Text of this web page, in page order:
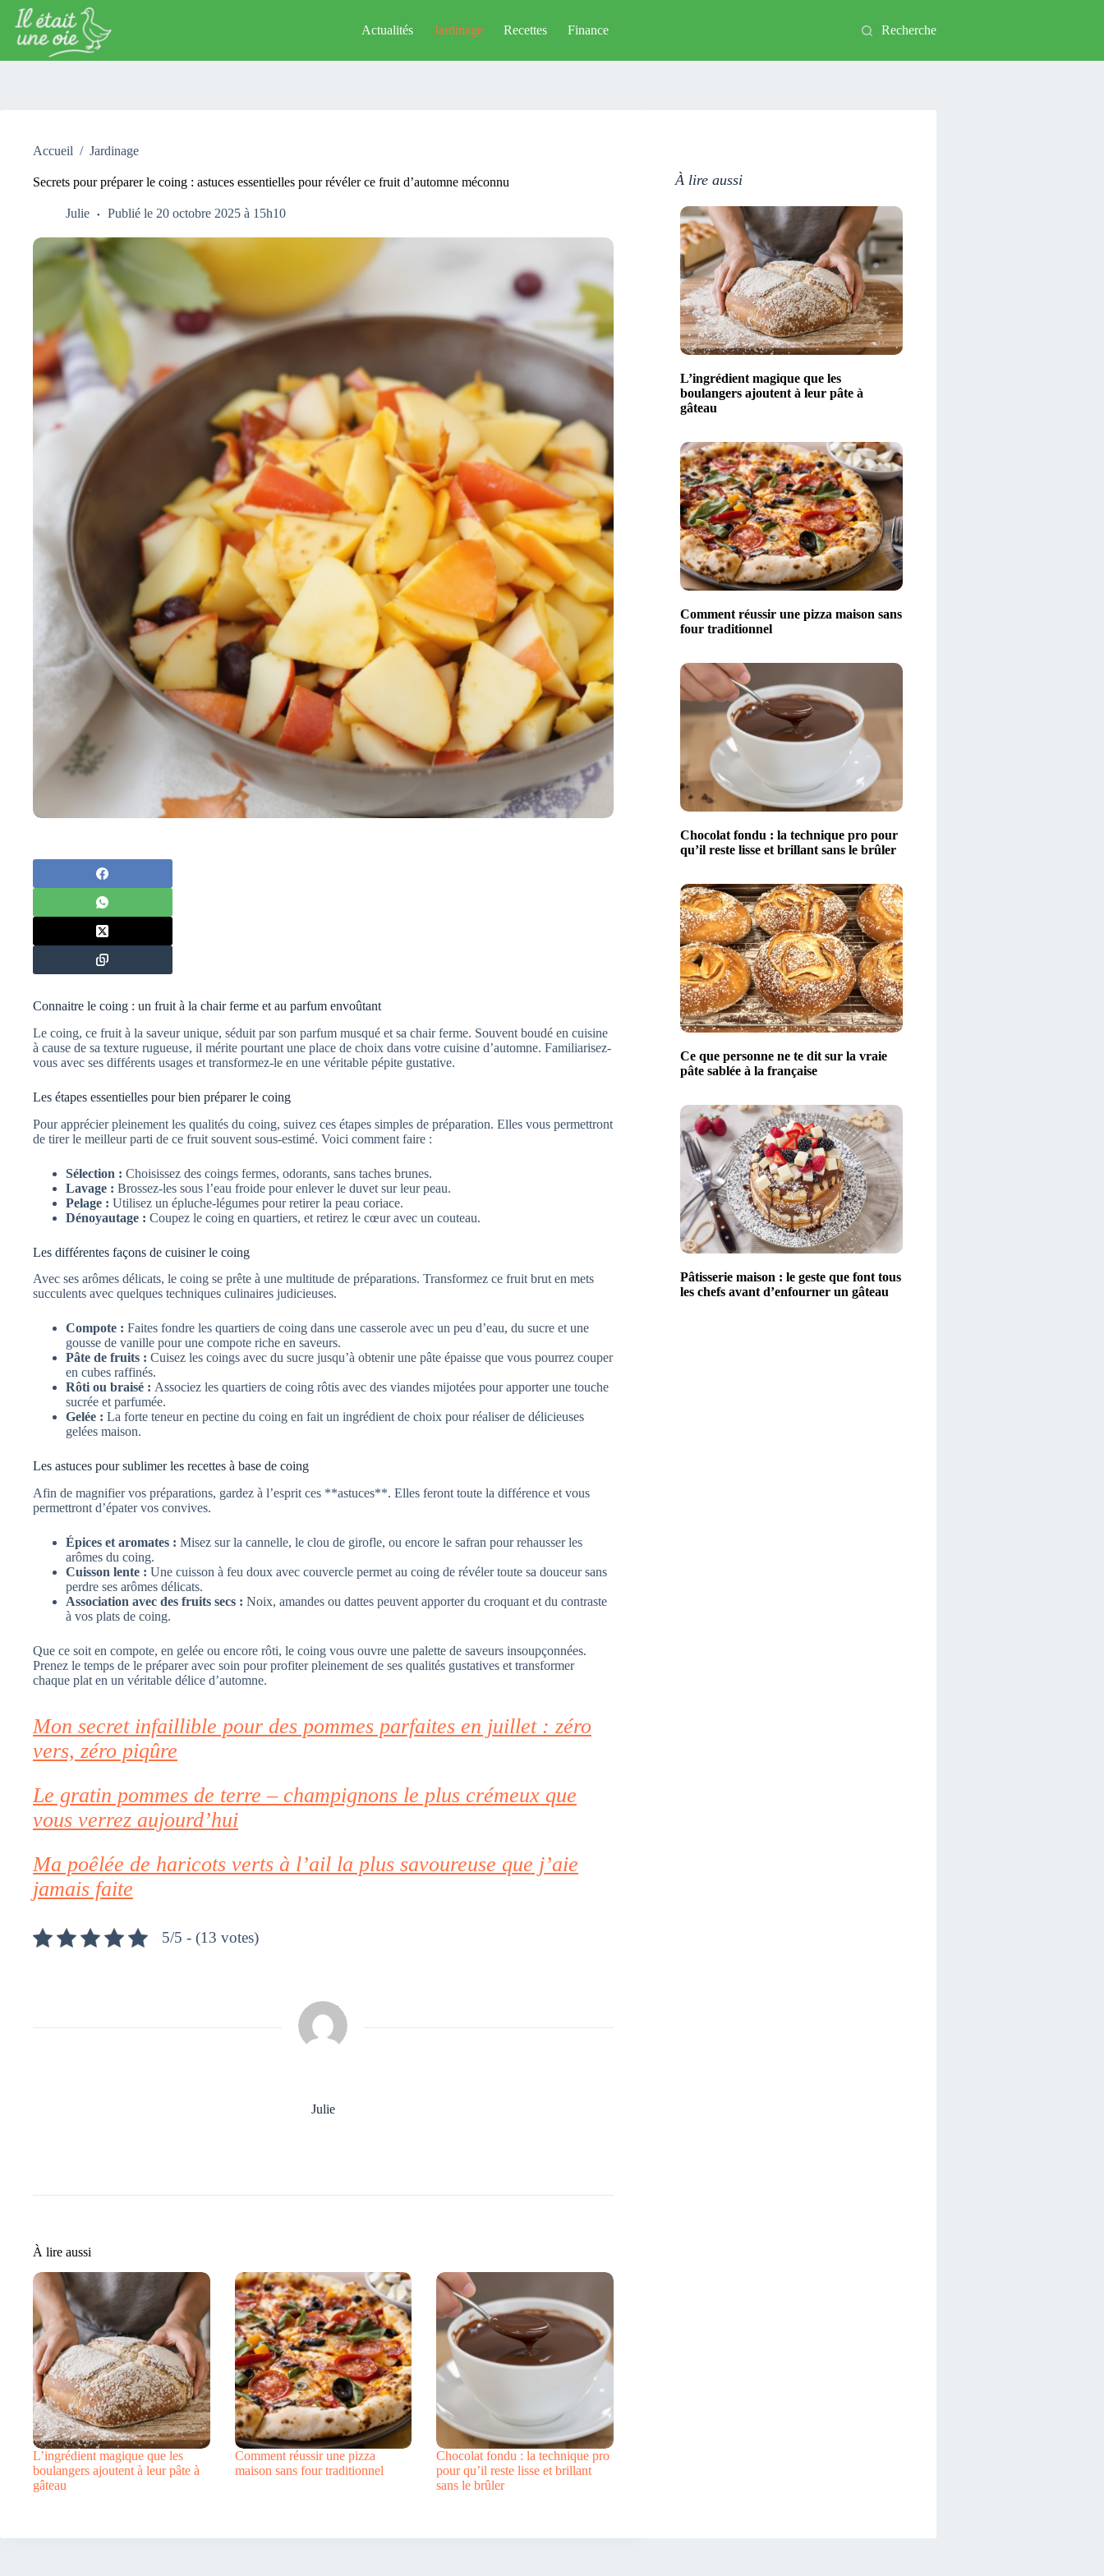
Passer
contenu
Actualités Jardinage Recettes Finance Recherche
Accueil / Jardinage
Secrets pour préparer le coing : astuces essentielles pour révéler ce fruit d’automne méconnu
Julie Publié le 20 octobre 2025 à 15h10
Connaitre le coing : un fruit à la chair ferme et au parfum envoûtant
Le coing, ce fruit à la saveur unique, séduit par son parfum musqué et sa chair ferme. Souvent boudé en cuisine
à cause de sa texture rugueuse, il mérite pourtant une place de choix dans votre cuisine d’automne. Familiarisez-
vous avec ses différents usages et transformez-le en une véritable pépite gustative.
Les étapes essentielles pour bien préparer le coing
Pour apprécier pleinement les qualités du coing, suivez ces étapes simples de préparation. Elles vous permettront
de tirer le meilleur parti de ce fruit souvent sous-estimé. Voici comment faire :
Sélection : Choisissez des coings fermes, odorants, sans taches brunes.
Lavage : Brossez-les sous l’eau froide pour enlever le duvet sur leur peau.
Pelage : Utilisez un épluche-légumes pour retirer la peau coriace.
Dénoyautage : Coupez le coing en quartiers, et retirez le cœur avec un couteau.
Les différentes façons de cuisiner le coing
Avec ses arômes délicats, le coing se prête à une multitude de préparations. Transformez ce fruit brut en mets
succulents avec quelques techniques culinaires judicieuses.
Compote : Faites fondre les quartiers de coing dans une casserole avec un peu d’eau, du sucre et une
gousse de vanille pour une compote riche en saveurs.
Pâte de fruits : Cuisez les coings avec du sucre jusqu’à obtenir une pâte épaisse que vous pourrez couper
en cubes raffinés.
Rôti ou braisé : Associez les quartiers de coing rôtis avec des viandes mijotées pour apporter une touche
sucrée et parfumée.
Gelée : La forte teneur en pectine du coing en fait un ingrédient de choix pour réaliser de délicieuses
gelées maison.
Les astuces pour sublimer les recettes à base de coing
Afin de magnifier vos préparations, gardez à l’esprit ces **astuces**. Elles feront toute la différence et vous
permettront d’épater vos convives.
Épices et aromates : Misez sur la cannelle, le clou de girofle, ou encore le safran pour rehausser les
arômes du coing.
Cuisson lente : Une cuisson à feu doux avec couvercle permet au coing de révéler toute sa douceur sans
perdre ses arômes délicats.
Association avec des fruits secs : Noix, amandes ou dattes peuvent apporter du croquant et du contraste
à vos plats de coing.
Que ce soit en compote, en gelée ou encore rôti, le coing vous ouvre une palette de saveurs insoupçonnées.
Prenez le temps de le préparer avec soin pour profiter pleinement de ses qualités gustatives et transformer
chaque plat en un véritable délice d’automne.
Mon secret infaillible pour des pommes parfaites en juillet : zéro
vers, zéro piqûre
Le gratin pommes de terre – champignons le plus crémeux que
vous verrez aujourd’hui
Ma poêlée de haricots verts à l’ail la plus savoureuse que j’aie
jamais faite
5/5 - (13 votes)
Julie
À lire aussi
L’ingrédient magique que les
boulangers ajoutent à leur pâte à
gâteau
Comment réussir une pizza
maison sans four traditionnel
Chocolat fondu : la technique pro
pour qu’il reste lisse et brillant
sans le brûler
À lire aussi
L’ingrédient magique que les
boulangers ajoutent à leur pâte à
gâteau
Comment réussir une pizza maison sans
four traditionnel
Chocolat fondu : la technique pro pour
qu’il reste lisse et brillant sans le brûler
Ce que personne ne te dit sur la vraie
pâte sablée à la française
Pâtisserie maison : le geste que font tous
les chefs avant d’enfourner un gâteau